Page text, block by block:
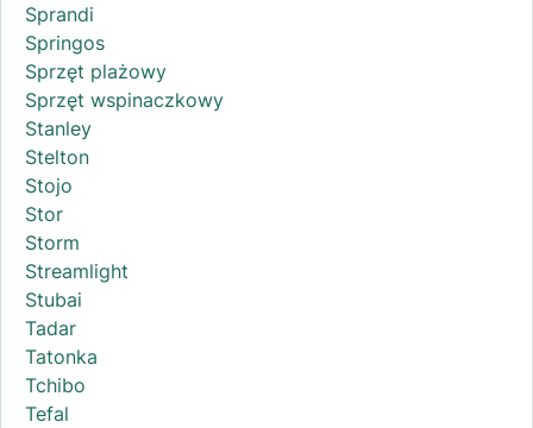
Sprandi
Springos
Sprzęt plażowy
Sprzęt wspinaczkowy
Stanley
Stelton
Stojo
Stor
Storm
Streamlight
Stubai
Tadar
Tatonka
Tchibo
Tefal